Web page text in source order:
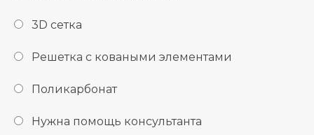
3D сетка
Решетка с коваными элементами
Поликарбонат
Нужна помощь консультанта